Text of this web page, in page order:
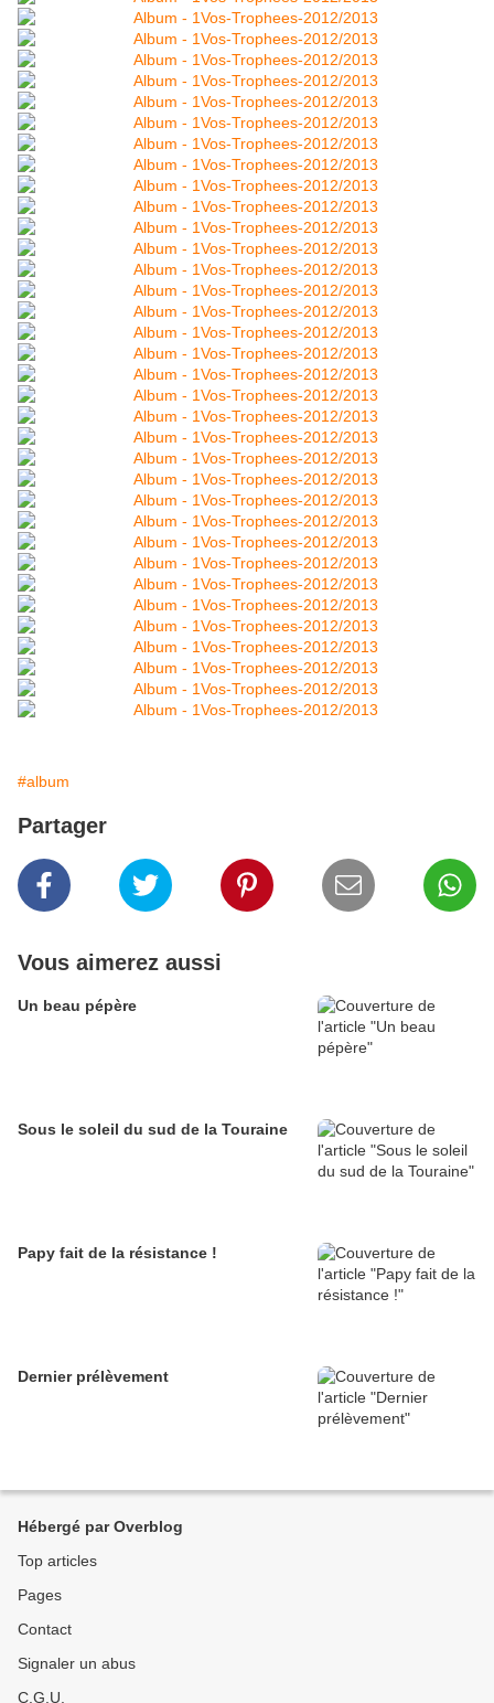
#album
Partager
Vous aimerez aussi
Un beau pépère
Sous le soleil du sud de la Touraine
Papy fait de la résistance !
Dernier prélèvement
Hébergé par Overblog
Top articles
Pages
Contact
Signaler un abus
C.G.U.